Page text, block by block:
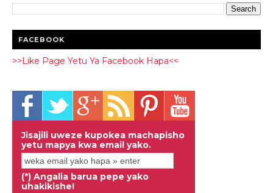
FACEBOOK
>>Like Page Yetu Ya Facebook Hapa<<
Jisajili uweze kupokea machapisho
yetu mapya kwa email yako.
(*) Angalia barua pepe yako
uhakikishe!